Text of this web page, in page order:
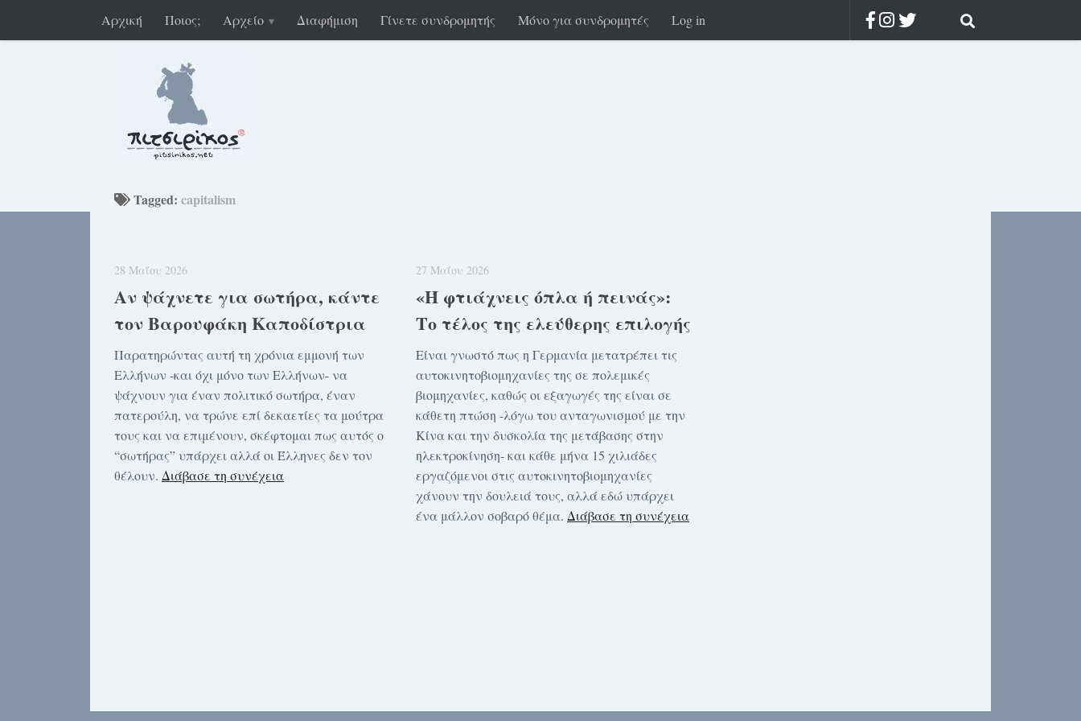
Αρχική Ποιος; Αρχείο Διαφήμιση Γίνετε συνδρομητής Μόνο για συνδρομητές Log in
Tagged: capitalism
28 Μαΐου 2026
Αν ψάχνετε για σωτήρα, κάντε
τον Βαρουφάκη Καποδίστρια
Παρατηρώντας αυτή τη χρόνια εμμονή των
Ελλήνων -και όχι μόνο των Ελλήνων- να
ψάχνουν για έναν πολιτικό σωτήρα, έναν
πατερούλη, να τρώνε επί δεκαετίες τα μούτρα
τους και να επιμένουν, σκέφτομαι πως αυτός ο
“σωτήρας” υπάρχει αλλά οι Έλληνες δεν τον
θέλουν. Διάβασε τη συνέχεια
27 Μαΐου 2026
«Ή φτιάχνεις όπλα ή πεινάς»:
Το τέλος της ελεύθερης επιλογής
Είναι γνωστό πως η Γερμανία μετατρέπει τις
αυτοκινητοβιομηχανίες της σε πολεμικές
βιομηχανίες, καθώς οι εξαγωγές της είναι σε
κάθετη πτώση -λόγω του ανταγωνισμού με την
Κίνα και την δυσκολία της μετάβασης στην
ηλεκτροκίνηση- και κάθε μήνα 15 χιλιάδες
εργαζόμενοι στις αυτοκινητοβιομηχανίες
χάνουν την δουλειά τους, αλλά εδώ υπάρχει
ένα μάλλον σοβαρό θέμα. Διάβασε τη συνέχεια